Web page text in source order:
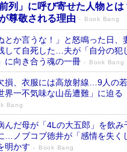
前列」に呼び寄せた人物と
尊敬される理由
Book Bang
とか言うな！」と怒鳴った日、
して自死した…夫が「自分の犯
に向き合う魂の一冊
Book Bang
損、衣服には高放射線…9人の
界一不気味な山岳遭難」に迫る
Bang
んだ母が「4Lの大五郎」を飲み
…ノブコブ徳井が「感情を失く
明かす
Book Bang